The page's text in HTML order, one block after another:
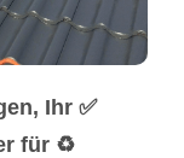
Ihr ✅
für ♻